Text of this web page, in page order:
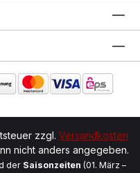
zzgl. Versandkosten
nicht anders angegeben.
der Saisonzeiten (01. März –